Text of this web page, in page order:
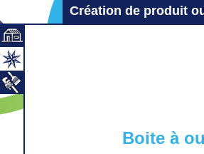
Création de produit
Boite à